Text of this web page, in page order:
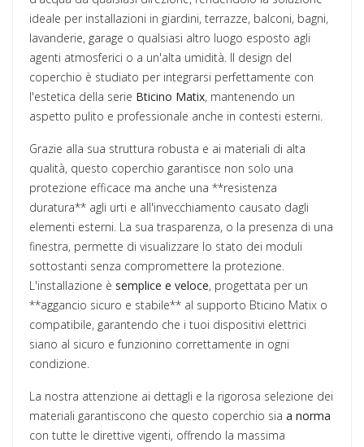
ideale per installazioni in giardini, terrazze, balconi, bagni,
lavanderie, garage o qualsiasi altro luogo esposto agli
agenti atmosferici o a un'alta umidità. Il design del
coperchio è studiato per integrarsi perfettamente con
l'estetica della serie Bticino Matix, mantenendo un
aspetto pulito e professionale anche in contesti esterni.
Grazie alla sua struttura robusta e ai materiali di alta
qualità, questo coperchio garantisce non solo una
protezione efficace ma anche una **resistenza
duratura** agli urti e all'invecchiamento causato dagli
elementi esterni. La sua trasparenza, o la presenza di una
finestra, permette di visualizzare lo stato dei moduli
sottostanti senza compromettere la protezione.
L'installazione è semplice e veloce, progettata per un
**aggancio sicuro e stabile** al supporto Bticino Matix o
compatibile, garantendo che i tuoi dispositivi elettrici
siano al sicuro e funzionino correttamente in ogni
condizione.
La nostra attenzione ai dettagli e la rigorosa selezione dei
materiali garantiscono che questo coperchio sia a norma
con tutte le direttive vigenti, offrendo la massima